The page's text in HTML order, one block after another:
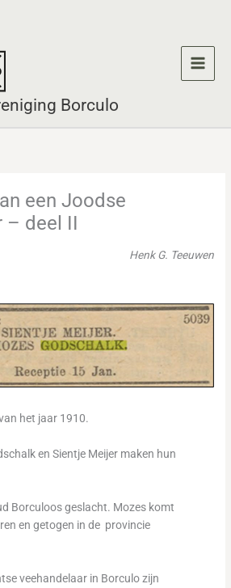
Borculo
een Joodse
– deel II
Henk G. Teeuwen
het jaar 1910.
en Sientje Meijer maken hun
Borculoos geslacht. Mozes komt
en getogen in de provincie
veehandelaar in Borculo zijn